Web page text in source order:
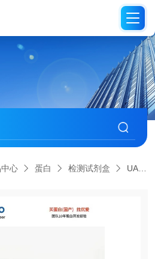
心 蛋白 检测试剂盒 UA070107UA-Glo™双荧光素酶报告基因检测系统